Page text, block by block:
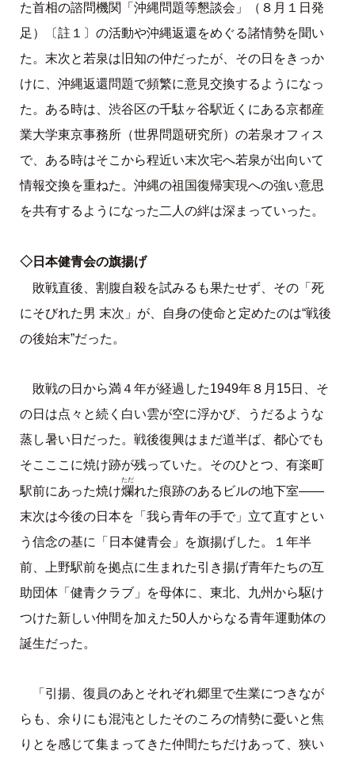
た首相の諮問機関「沖縄問題等懇談会」（８月１日発
足）〔註１〕の活動や沖縄返還をめぐる諸情勢を聞い
た。末次と若泉は旧知の仲だったが、その日をきっか
けに、沖縄返還問題で頻繁に意見交換するようになっ
た。ある時は、渋谷区の千駄ヶ谷駅近くにある京都産
業大学東京事務所（世界問題研究所）の若泉オフィス
で、ある時はそこから程近い末次宅へ若泉が出向いて
情報交換を重ねた。沖縄の祖国復帰実現への強い意思
を共有するようになった二人の絆は深まっていった。
◇日本健青会の旗揚げ
敗戦直後、割腹自殺を試みるも果たせず、その「死
にそびれた男 末次」が、自身の使命と定めたのは“戦後
の後始末”だった。
敗戦の日から満４年が経過した1949年８月15日、そ
の日は点々と続く白い雲が空に浮かび、うだるような
蒸し暑い日だった。戦後復興はまだ道半ば、都心でも
そこここに焼け跡が残っていた。そのひとつ、有楽町
駅前にあった焼け爛
ただ
れた痕跡のあるビルの地下室――
末次は今後の日本を「我ら青年の手で」立て直すとい
う信念の基に「日本健青会」を旗揚げした。１年半
前、上野駅前を拠点に生まれた引き揚げ青年たちの互
助団体「健青クラブ」を母体に、東北、九州から駆け
つけた新しい仲間を加えた50人からなる青年運動体の
誕生だった。
「引揚、復員のあとそれぞれ郷里で生業につきなが
らも、余りにも混沌としたそのころの情勢に憂いと焦
りとを感じて集まってきた仲間たちだけあって、狭い